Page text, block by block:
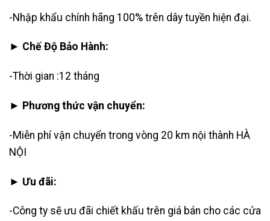
-Nhập khẩu chính hãng 100% trên dây tuyền hiện đại.
► Chế Độ Bảo Hành:
-Thời gian :12 tháng
► Phương thức vận chuyển:
-Miễn phí vận chuyển trong vòng 20 km nội thành HÀ
NỘI
► Ưu đãi:
-Công ty sẽ ưu đãi chiết khấu trên giá bán cho các cửa